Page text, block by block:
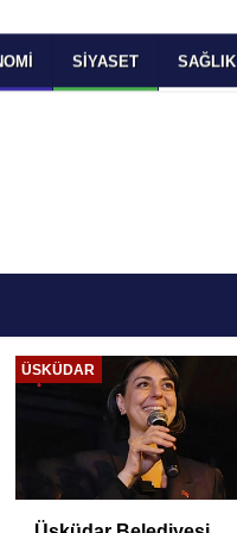
WOULD TO READ
DİLİ SEÇİNİZ
Powered by
Translate
SIYASET SAĞLIK
ÜSKÜDAR